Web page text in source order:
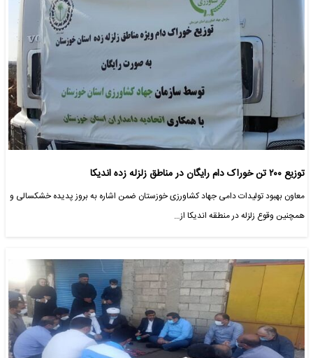
توزیع ۲۰۰ تن خوراک دام رایگان در مناطق زلزله زده اندیکا
معاون بهبود تولیدات دامی جهاد کشاورزی خوزستان ضمن اشاره به بروز پدیده خشکسالی و
همچنین وقوع زلزله در منطقه اندیکا از…